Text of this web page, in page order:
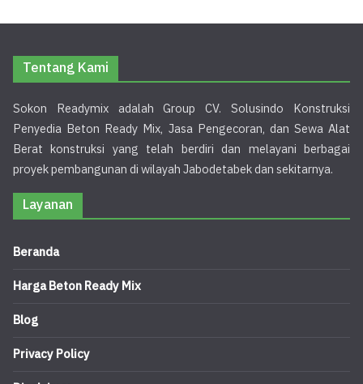
Tentang Kami
Sokon Readymix adalah Group CV. Solusindo Konstruksi
Penyedia Beton Ready Mix, Jasa Pengecoran, dan Sewa Alat
Berat konstruksi yang telah berdiri dan melayani berbagai
proyek pembangunan di wilayah Jabodetabek dan sekitarnya.
Layanan
Beranda
Harga Beton Ready Mix
Blog
Privacy Policy